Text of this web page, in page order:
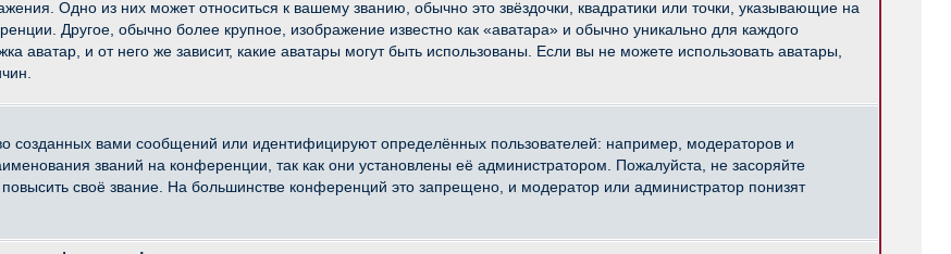
Одно из них может относиться к вашему званию, обычно это звёздочки, квадратики или точки, указывающие на
Другое, обычно более крупное, изображение известно как «аватара» и обычно уникально для каждого
аватар, и от него же зависит, какие аватары могут быть использованы. Если вы не можете использовать аватары,
вами сообщений или идентифицируют определённых пользователей: например, модераторов и
званий на конференции, так как они установлены её администратором. Пожалуйста, не засоряйте
своё звание. На большинстве конференций это запрещено, и модератор или администратор понизят